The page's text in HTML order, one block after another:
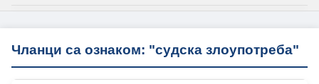
Новости
Чланови
Чланци са ознаком: "судска злоупотреба"